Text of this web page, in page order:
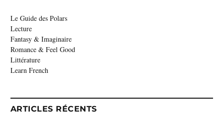
Le Guide des Polars
Lecture
Fantasy & Imaginaire
Romance & Feel Good
Littérature
Learn French
ARTICLES RÉCENTS